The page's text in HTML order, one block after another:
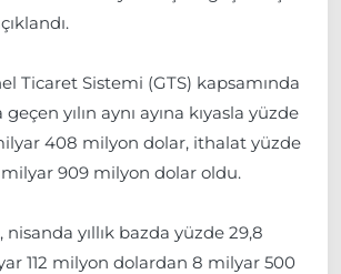
Ticaret Sistemi (GTS) kapsamında
yılın aynı ayına kıyasla yüzde
408 milyon dolar, ithalat yüzde
milyar 909 milyon dolar oldu.
nisanda yıllık bazda yüzde 29,8
112 milyon dolardan 8 milyar 500